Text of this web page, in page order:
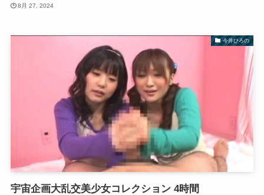
8月 27, 2024
今井ひろの
宇宙企画大乱交美少女コレクション 4時間